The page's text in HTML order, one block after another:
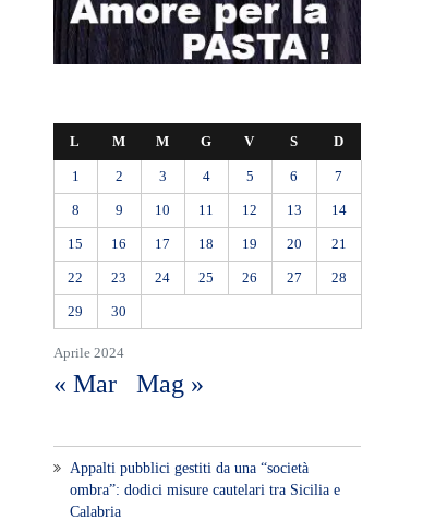
Aprile 2024
L M M G V S D
1 2 3 4 5 6 7
8 9 10 11 12 13 14
15 16 17 18 19 20 21
22 23 24 25 26 27 28
29 30
« Mar Mag »
Appalti pubblici gestiti da una “società
ombra”: dodici misure cautelari tra Sicilia e
Calabria